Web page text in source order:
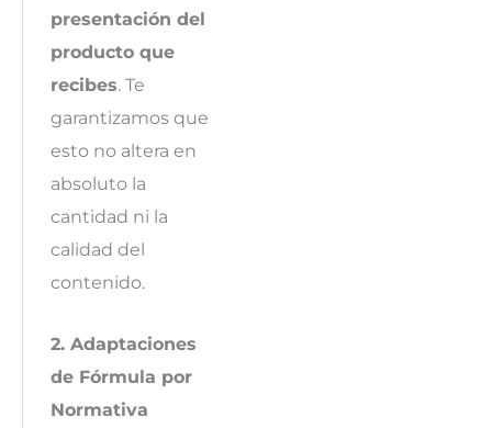
presentación del
producto que
recibes. Te
garantizamos que
esto no altera en
absoluto la
cantidad ni la
calidad del
contenido.
2. Adaptaciones
de Fórmula por
Normativa